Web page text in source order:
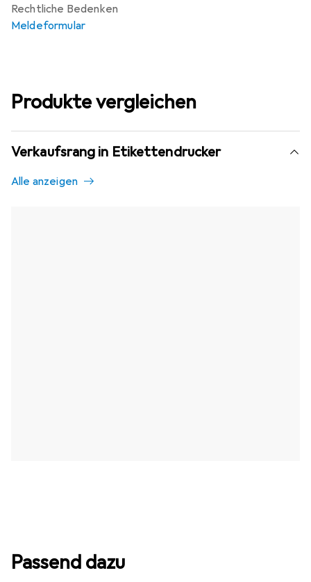
Rechtliche Bedenken
Meldeformular
Produkte vergleichen
Verkaufsrang in Etikettendrucker
Alle anzeigen
Passend dazu